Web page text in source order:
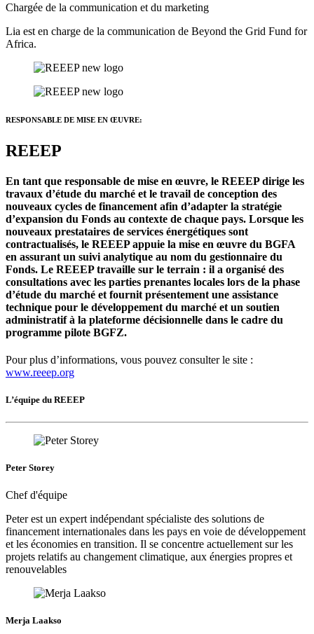
Chargée de la communication et du marketing
Lia est en charge de la communication de Beyond the Grid Fund for
Africa.
RESPONSABLE DE MISE EN ŒUVRE:
REEEP
En tant que responsable de mise en œuvre, le REEEP dirige les
travaux d’étude du marché et le travail de conception des
nouveaux cycles de financement afin d’adapter la stratégie
d’expansion du Fonds au contexte de chaque pays. Lorsque les
nouveaux prestataires de services énergétiques sont
contractualisés, le REEEP appuie la mise en œuvre du BGFA
en assurant un suivi analytique au nom du gestionnaire du
Fonds. Le REEEP travaille sur le terrain : il a organisé des
consultations avec les parties prenantes locales lors de la phase
d’étude du marché et fournit présentement une assistance
technique pour le développement du marché et un soutien
administratif à la plateforme décisionnelle dans le cadre du
programme pilote BGFZ.
Pour plus d’informations, vous pouvez consulter le site :
www.reeep.org
L’équipe du REEEP
Peter Storey
Chef d'équipe
Peter est un expert indépendant spécialiste des solutions de
financement internationales dans les pays en voie de développement
et les économies en transition. Il se concentre actuellement sur les
projets relatifs au changement climatique, aux énergies propres et
renouvelables
Merja Laakso